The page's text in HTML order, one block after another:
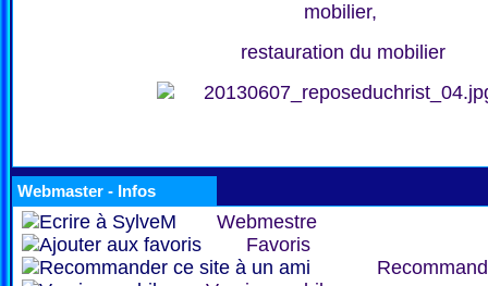
mobilier,
restauration du mobilier
Webmaster - Infos
Webmestre
Favoris